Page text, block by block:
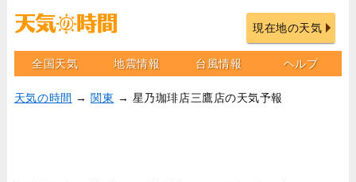
現在地の天気
全国天気 地震情報 台風情報 ヘルプ
天気の時間 → 関東 → 星乃珈琲店三鷹店の天気予報